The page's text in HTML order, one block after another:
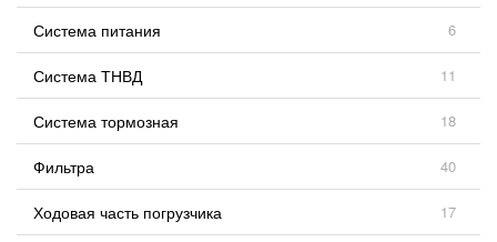
Система питания 6
Система ТНВД 11
Система тормозная 18
Фильтра 40
Ходовая часть погрузчика 17